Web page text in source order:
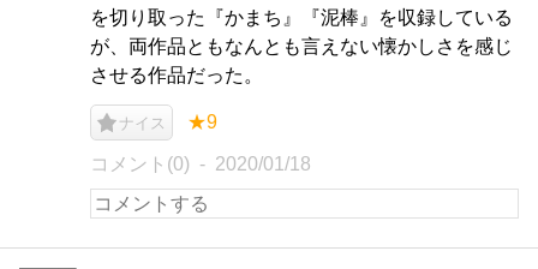
を切り取った『かまち』『泥棒』を収録している
が、両作品ともなんとも言えない懐かしさを感じ
させる作品だった。
ナイス ★9
コメント(0) 2020/01/18